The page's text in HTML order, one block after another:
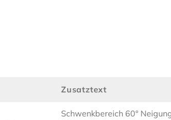
Zusatztext
Schwenkbereich 60°